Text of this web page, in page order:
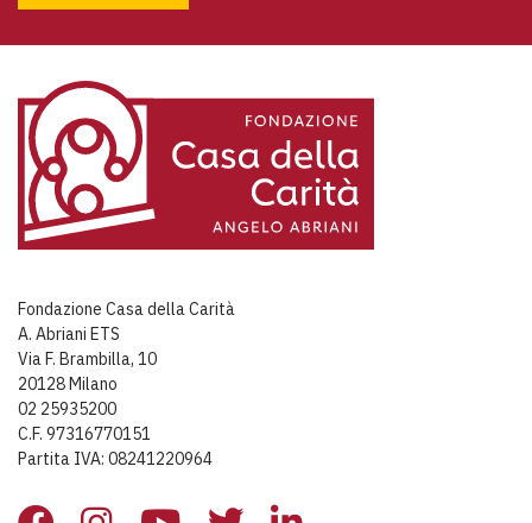
Fondazione Casa della Carità
A. Abriani ETS
Via F. Brambilla, 10
20128 Milano
02 25935200
C.F. 97316770151
Partita IVA: 08241220964